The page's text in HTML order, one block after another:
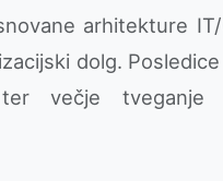
arhitekture IT/
dolg.
ter večje tveganje